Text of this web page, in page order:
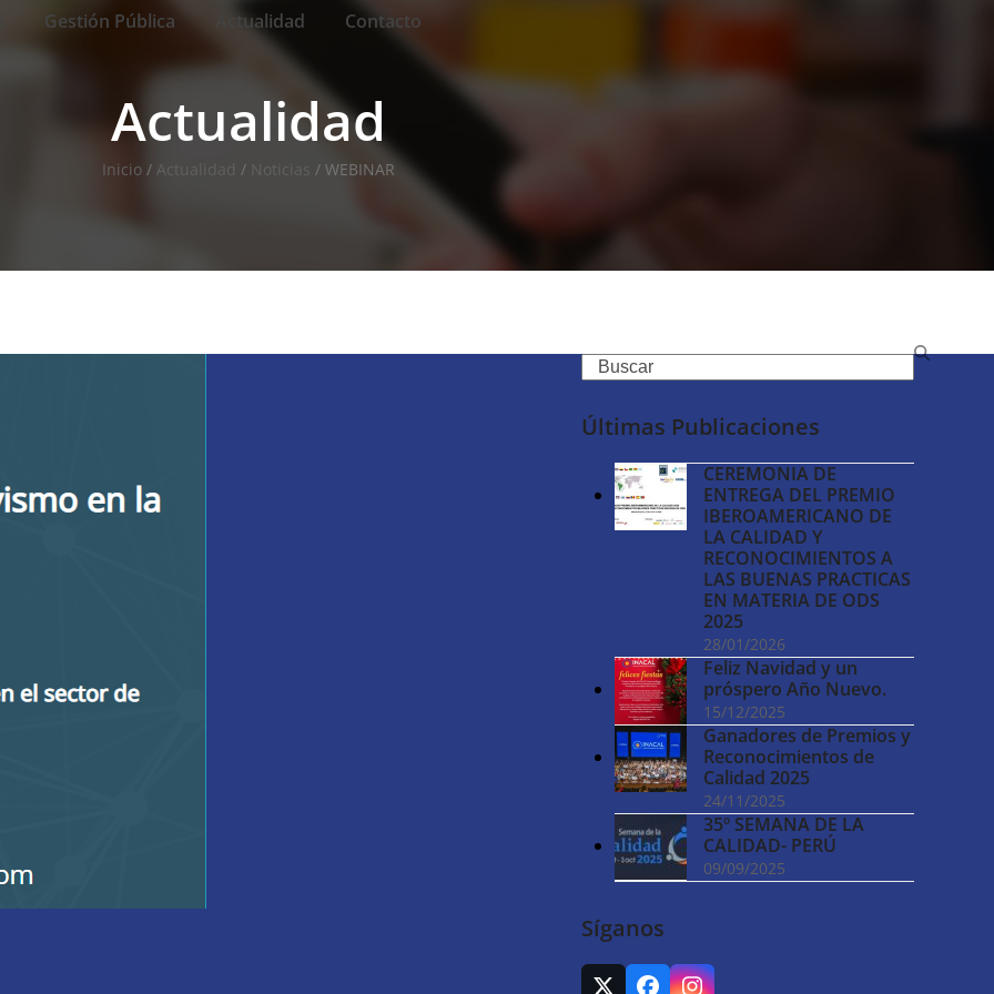
Gestión Pública Actualidad Contacto
Actualidad
Inicio / Actualidad / Noticias / WEBINAR
Search
Últimas Publicaciones
CEREMONIA DE
ENTREGA DEL PREMIO
IBEROAMERICANO DE
LA CALIDAD Y
RECONOCIMIENTOS A
LAS BUENAS PRACTICAS
EN MATERIA DE ODS
2025
28/01/2026
Feliz Navidad y un
próspero Año Nuevo.
15/12/2025
Ganadores de Premios y
Reconocimientos de
Calidad 2025
24/11/2025
35º SEMANA DE LA
CALIDAD- PERÚ
09/09/2025
Síganos